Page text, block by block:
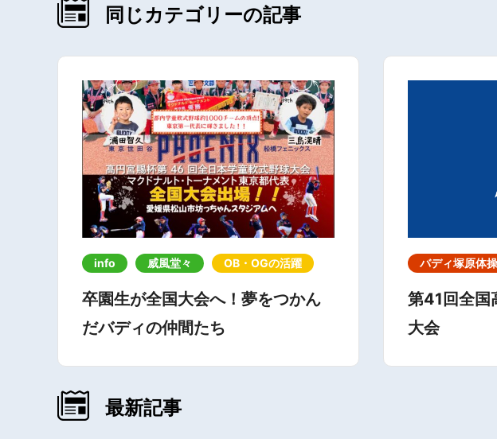
同じカテゴリーの記事
info 威風堂々 OB・OGの活躍
卒園生が全国大会へ！夢をつかん
だバディの仲間たち
バディ塚原体
第41回全国
大会
最新記事